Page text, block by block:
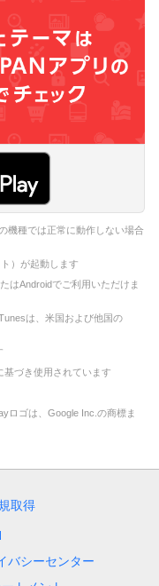
機種では正常に動作しない場合
）が起動します
はAndroidでご利用いただけま
は、米国および他国の
基づき使用されています
ロゴは、Google Inc.の商標ま
取得
バシーセンター